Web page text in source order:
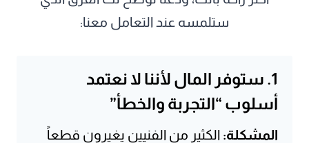
ستلمسه عند التعامل معنا:
1. ستوفر المال لأننا لا نعتمد
أسلوب “التجربة والخطأ”
المشكلة: الكثير من الفنيين يغيرون قطعاً